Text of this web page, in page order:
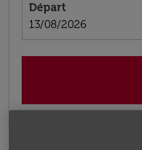
Départ
fc-booking-
13/08/2026